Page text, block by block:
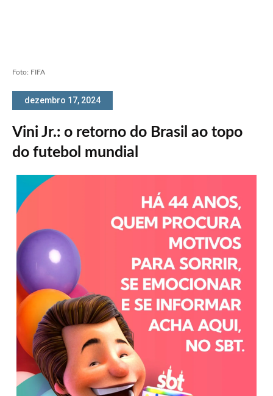
Foto: FIFA
dezembro 17, 2024
Vini Jr.: o retorno do Brasil ao topo
do futebol mundial